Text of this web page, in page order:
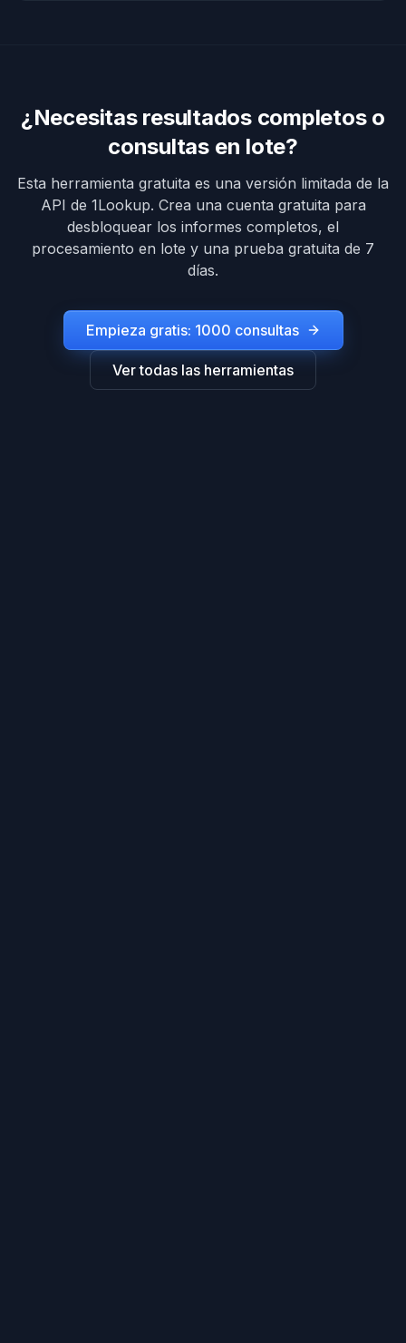
¿Necesitas resultados completos o
consultas en lote?
Esta herramienta gratuita es una versión limitada de la
API de 1Lookup. Crea una cuenta gratuita para
desbloquear los informes completos, el
procesamiento en lote y una prueba gratuita de 7
días.
Empieza gratis: 1000 consultas
Ver todas las herramientas